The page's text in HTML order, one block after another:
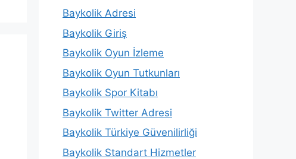
Baykolik Adresi
Baykolik Giriş
Baykolik Oyun İzleme
Baykolik Oyun Tutkunları
Baykolik Spor Kitabı
Baykolik Twitter Adresi
Baykolik Türkiye Güvenilirliği
Baykolik Standart Hizmetler